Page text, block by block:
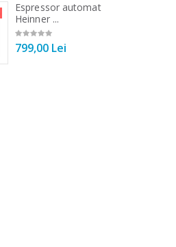
Espressor automat
Heinner ...
799,00 Lei